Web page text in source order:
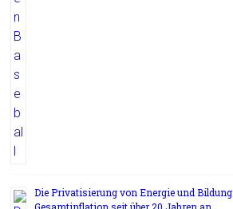
Die Privatisierung von Energie und
Gesamtinflation seit über 20 Jahren an